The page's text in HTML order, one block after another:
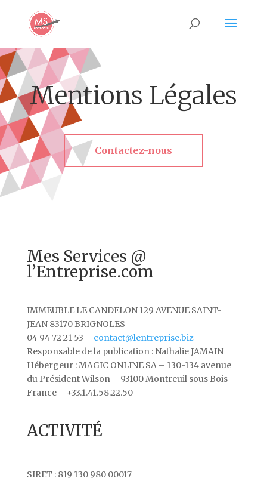
Mentions Légales
Contactez-nous
Mes Services @
l’Entreprise.com
IMMEUBLE LE CANDELON 129 AVENUE SAINT-
JEAN 83170 BRIGNOLES
04 94 72 21 53 – contact@lentreprise.biz
Responsable de la publication : Nathalie JAMAIN
Hébergeur : MAGIC ONLINE SA – 130-134 avenue
du Président Wilson– 93100 Montreuil sous Bois –
France – +33.1.41.58.22.50
ACTIVITÉ
SIRET :819 130 980 00017